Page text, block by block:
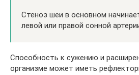
Стеноз шеи в основном
левой или правой сонной
Способность к сужению и
организме может иметь